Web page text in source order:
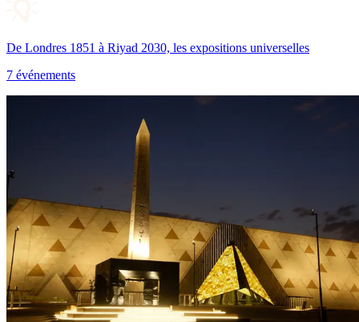
De Londres 1851 à Riyad 2030, les expositions universelles
7 événements